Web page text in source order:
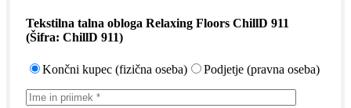
Tekstilna talna obloga Relaxing Floors ChillD 911
(Šifra: ChillD 911)
Končni kupec (fizična oseba) Podjetje (pravna oseba)